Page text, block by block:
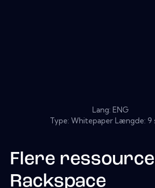
Lang: ENG
Type: Whitepaper Længde: 9
Flere
Rackspace